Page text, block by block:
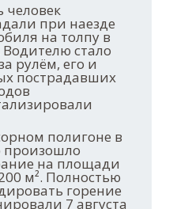
человек
при наезде
на толпу в
стало
рулём, его и
пострадавших
полигоне в
произошло
на площади
м². Полностью
горение
7 августа